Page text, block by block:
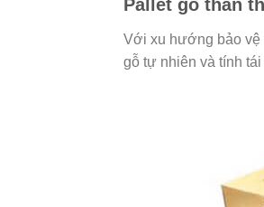
Pallet gỗ thân
Với xu hướng bảo vệ
gỗ tự nhiên và tính